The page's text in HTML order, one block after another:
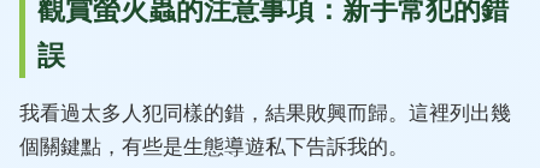
觀賞螢火蟲的注意事項：新手常犯的錯
誤
我看過太多人犯同樣的錯，結果敗興而歸。這裡列出幾
個關鍵點，有些是生態導遊私下告訴我的。